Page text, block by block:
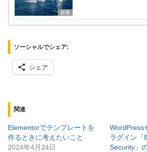
新着
ソーシャルでシェア:
シェア
関連
Elementorでテンプレートを
作るときに考えたいこと
2024年4月24日
WordPress
ラグイン「
Security」